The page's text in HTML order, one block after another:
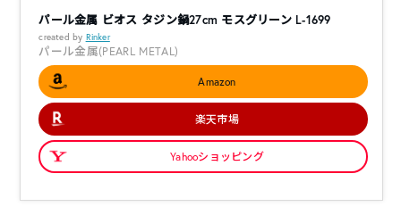
パール金属 ビオス タジン鍋27cm モスグリーン L-1699
created by Rinker
パール金属(PEARL METAL)
Amazon
楽天市場
Yahooショッピング